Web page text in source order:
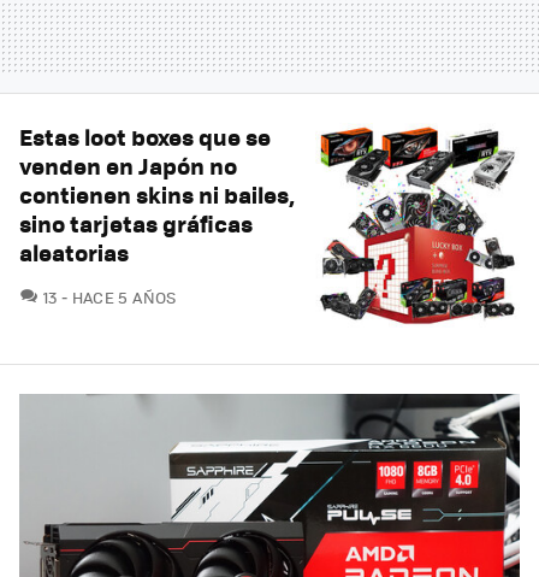
Estas loot boxes que se
venden en Japón no
contienen skins ni bailes,
sino tarjetas gráficas
aleatorias
13 COMENTARIOS
HACE 5 AÑOS